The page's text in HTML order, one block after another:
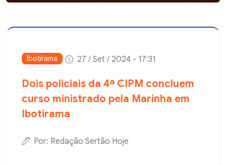
Ibotirama 27 / Set / 2024 - 17:31
Dois policiais da 4ª CIPM concluem
curso ministrado pela Marinha em
Ibotirama
Por: Redação Sertão Hoje